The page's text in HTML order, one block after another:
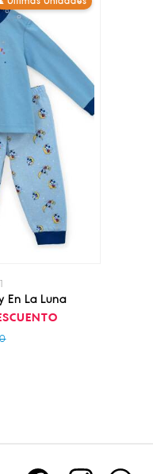
En La Luna